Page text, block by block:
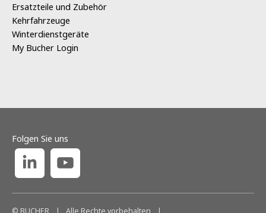
Ersatzteile und Zubehör
Kehrfahrzeuge
Winterdienstgeräte
My Bucher Login
© BUCHER | Alle Rechte vorbehalten |
Folgen Sie uns